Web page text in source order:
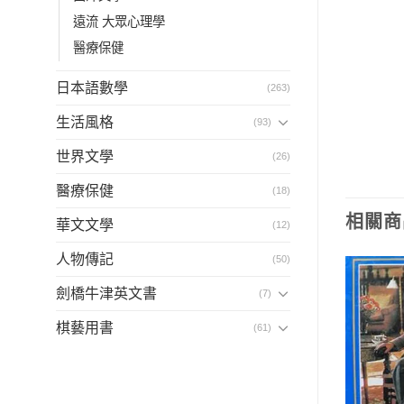
遠流 大眾心理學
醫療保健
日本語數學 (263)
生活風格 (93)
世界文學 (26)
醫療保健 (18)
華文文學 (12)
人物傳記 (50)
劍橋牛津英文書 (7)
棋藝用書 (61)
相關